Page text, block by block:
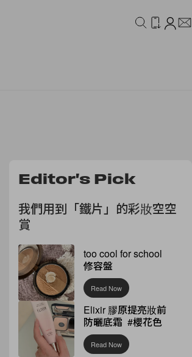
Editor's Pick
我們用到「鐵片」的彩妝空空
賞
too cool for school
修容盤
Read Now
Elixir 膠原提亮妝前
防曬底霜 #櫻花色
Read Now